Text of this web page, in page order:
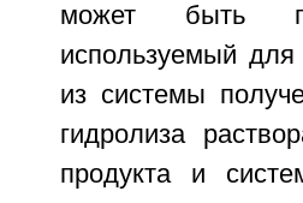
может быть
используемый для
из системы
гидролиза
продукта и